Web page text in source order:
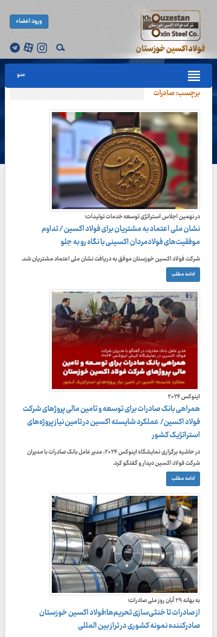
ورود اعضاء
منو
برچسب:صادرات
در نهمین اجلاس استراتژی توسعه خدمات تولیدات؛
نشان ملی اعتماد به مشتریان برای فولاد اکسین / تداوم
موفقیت‌های فولادمردان اکسینی با نگاه رو به جلو
شرکت فولاد اکسین خوزستان موفق به دریافت نشان ملی اعتماد مشتریان شد.
ادامه مطلب
اینوکس ۲۰۲۴
همراهی بانک صادرات برای توسعه و تامین مالی پروژ‌های شرکت
فولاد اکسین/ عملکرد شایسته‌ اکسین در تامین نیاز پروژه‌های
استراتژیک کشور
در حاشیه برگزاری نمایشگاه اینوکس ۲۰۲۴، مدیر عامل بانک صادرات با مدیران
شرکت فولاد اکسین دیدار و گفتگو کرد.
ادامه مطلب
به بهانه ۲۹ آبان روز ملی صادرات؛
از صادرات تا خنثی‌سازی تحریم‌ها؛فولاد اکسین خوزستان
صادرکننده‌ نمونه کشوری در تراز بین المللی